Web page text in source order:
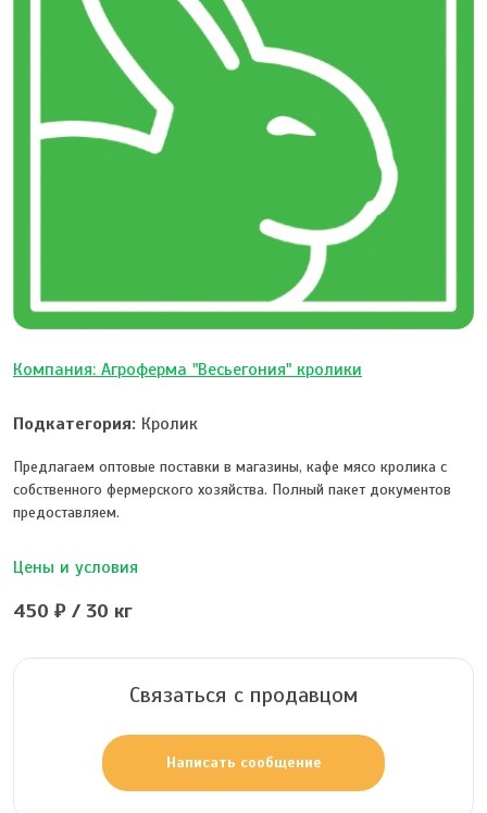
Компания: Агроферма "Весьегония" кролики
Подкатегория: Кролик
Предлагаем оптовые поставки в магазины, кафе мясо кролика с
собственного фермерского хозяйства. Полный пакет документов
предоставляем.
Цены и условия
450 ₽ / 30 кг
Связаться с продавцом
Написать сообщение